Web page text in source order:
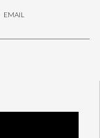
EMAIL